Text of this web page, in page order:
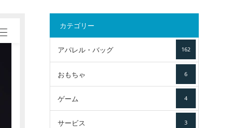
カテゴリー
アパレル・バッグ 162
おもちゃ 6
ゲーム 4
サービス 3